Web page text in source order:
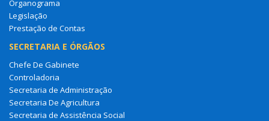
Organograma
Legislação
Prestação de Contas
SECRETARIA E ÓRGÃOS
Chefe De Gabinete
Controladoria
Secretaria de Administração
Secretaria De Agricultura
Secretaria de Assistência Social